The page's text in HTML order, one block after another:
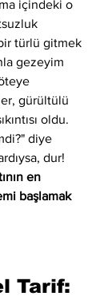
içindeki o
türlü gitmek
gezeyim
gürültülü
oldu.
diye
dur!
en
başlamak
Tarif: